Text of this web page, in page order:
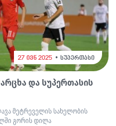
27 ივნ 2025 სუპერთასი
და სუპერთასის
მეტრეველის სახელობის
გორის დილა